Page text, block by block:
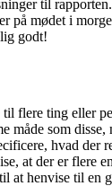
til rapporten.
på mødet i
godt!
flere ting eller
måde som
hvad der
at der er flere
at henvise til en